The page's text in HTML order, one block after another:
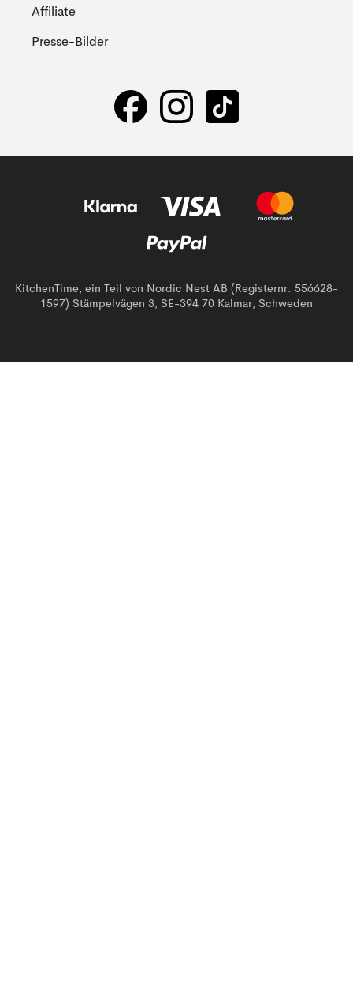
Affiliate
Presse-Bilder
KitchenTime, ein Teil von Nordic Nest AB (Registernr. 556628-
1597) Stämpelvägen 3, SE-394 70 Kalmar, Schweden